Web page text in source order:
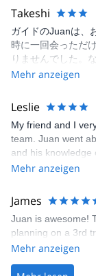
second climb fast
conditions.
hazardous
to the extremely
Chimborazo. Juan
Throughout, it was
any packing lists
in the area needs
not climbing.
been better to
have tried to climb
Takeshi
ガイドのJuanは、
時に一回会っただ
りませんでした。
順応を含めて4回の
ぞれのガイドに不
男性が、ドライバ
た。 ベースはチャ
でした。各登山に
かかりました。ま
時に誰もおらず、
イン語が喋れず、
るでしょうが、全
された、という印
ンベだけに登れま
すね。 総じては楽
Mehr anzeigen
Leslie
My friend and I
team. Juan went
and his knowledge
superb! Before the
it. Some of the
axes, helmets,
us in Ecuador.
mountaineering
sizes or styles to
non-
Mehr anzeigen
James
Juan is awesome!
planning on a 3rd
Mehr anzeigen